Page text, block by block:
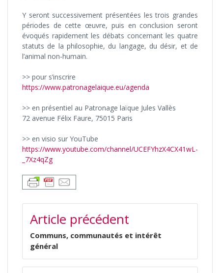
Y seront successivement présentées les trois grandes
périodes de cette œuvre, puis en conclusion seront
évoqués rapidement les débats concernant les quatre
statuts de la philosophie, du langage, du désir, et de
l’animal non-humain.
>> pour s’inscrire
https://www.patronagelaique.eu/agenda
>> en présentiel au Patronage laïque Jules Vallès
72 avenue Félix Faure, 75015 Paris
>> en visio sur YouTube
https://www.youtube.com/channel/UCEFYhzX4CX41wL-
_7Xz4qZg
NAVIGATION
DE
L’ARTICLE
Article précédent
Communs, communautés et intérêt
général